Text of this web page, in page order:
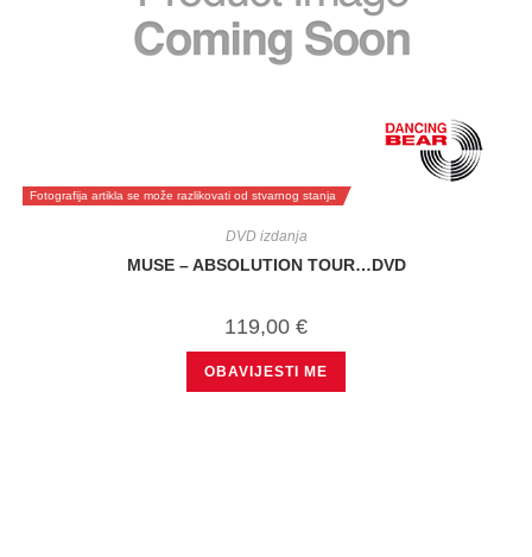
Fotografija artikla se može razlikovati od stvarnog stanja
DVD izdanja
MUSE – ABSOLUTION TOUR…DVD
119,00 €
OBAVIJESTI ME